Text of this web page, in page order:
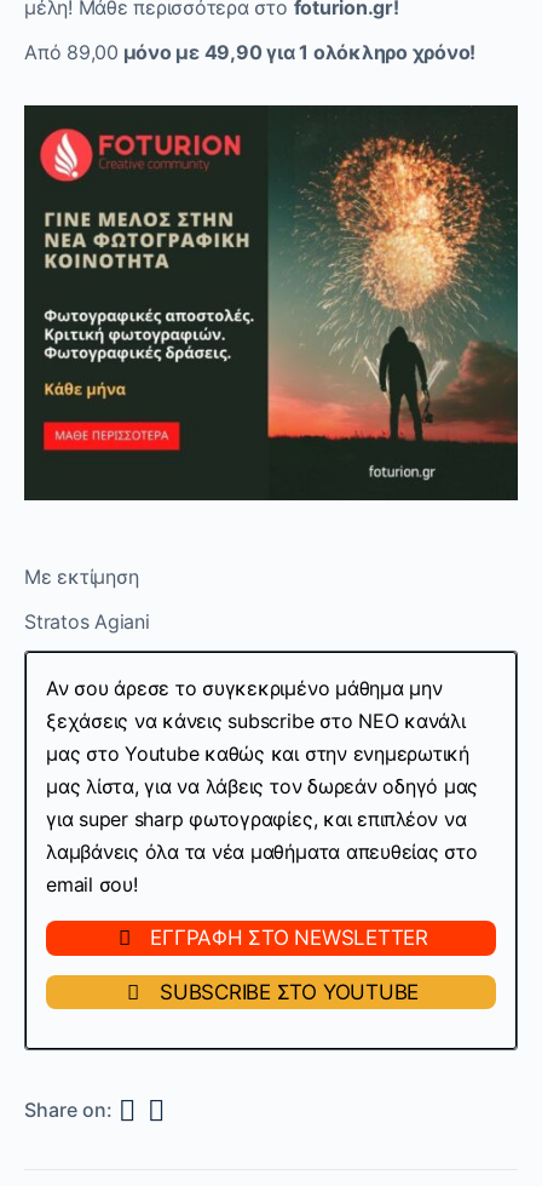
μέλη! Μάθε περισσότερα στο foturion.gr!
Από 89,00 μόνο με 49,90 για 1 ολόκληρο χρόνο!
Με εκτίμηση
Stratos Agiani
Αν σου άρεσε το συγκεκριμένο μάθημα μην
ξεχάσεις να κάνεις subscribe στo ΝΕΟ κανάλι
μας στο Youtube καθώς και στην ενημερωτική
μας λίστα, για να λάβεις τον δωρεάν οδηγό μας
για super sharp φωτογραφίες, και επιπλέον να
λαμβάνεις όλα τα νέα μαθήματα απευθείας στο
email σου!
ΕΓΓΡΑΦΗ ΣΤΟ NEWSLETTER
SUBSCRIBE ΣΤΟ YOUTUBE
Share on: